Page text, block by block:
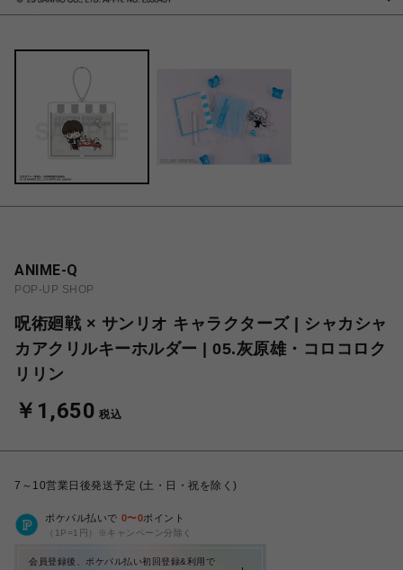
ANIME-Q
POP-UP SHOP
呪術廻戦 × サンリオ キャラクターズ | シャカシャ
カアクリルキーホルダー | 05.灰原雄・コロコロク
リリン
￥1,650 税込
7～10営業日後発送予定 (土・日・祝を除く)
ポケパル払いで 0〜0ポイント
（1P=1円）※キャンペーン分除く
会員登録後、ポケパル払い初回登録&利用で